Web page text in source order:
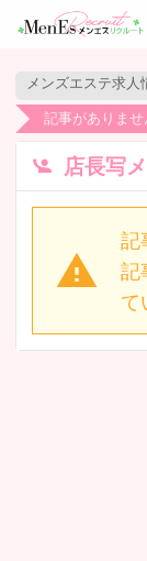
記事がありませ
店長写
記
記
て